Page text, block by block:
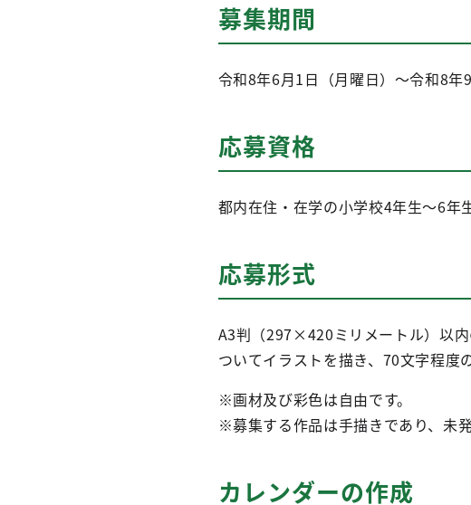
募集期間
令和8年6月1日（月曜日）～令和8年
応募資格
都内在住・在学の小学校4年生～6年
応募形式
A3判（297×420ミリメートル）以
ついてイラストを描き、70文字程度
※画材及び彩色は自由です。
※募集する作品は手描きであり、未
カレンダーの作成